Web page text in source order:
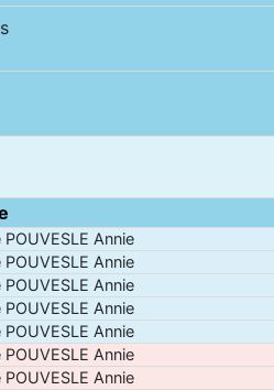
POUVESLE Annie
POUVESLE Annie
POUVESLE Annie
POUVESLE Annie
POUVESLE Annie
POUVESLE Annie
POUVESLE Annie